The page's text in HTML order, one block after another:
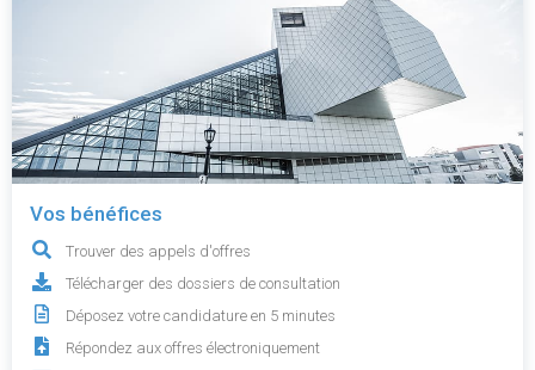
Vos bénéfices
Trouver des appels d'offres
Télécharger des dossiers de consultation
Déposez votre candidature en 5 minutes
Répondez aux offres électroniquement